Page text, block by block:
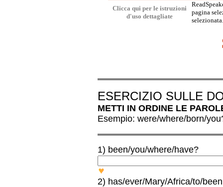
Clicca qui per le istruzioni
d'uso dettagliate
pagina
ESERCIZIO SULLE
METTI IN ORDINE LE
Esempio: were/where/born/
1) been/you/where/have?
2) has/ever/Mary/Africa/to/